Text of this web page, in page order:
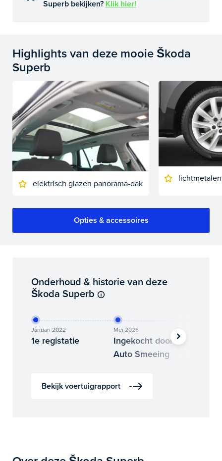
Superb bekijken? Klik hier!
Highlights van deze mooie Škoda
Superb
elektrisch glazen panorama-dak
Opties & accessoires
Onderhoud & historie van deze
Škoda Superb
Januari 2022
1e registatie
Mei 2026
Ingekocht door
Auto Smeeing
Bekijk voertuigrapport